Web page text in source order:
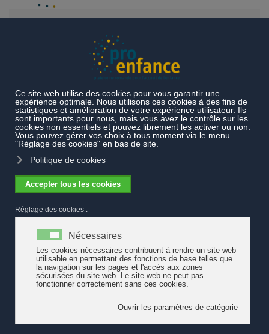
Projets réalisés
de l'enfance
Etat des lieux de l'accueil de l'enfance en Suisse
romande
Etat des lieux de l'accueil de l'enfance
en Suisse romande
romand de l'accueil de l'enfance. Les avancées du
processus sont ici ponctuellement relatées.
Le champ d’analyse de l'état des lieux prévu par
inclut l’accueil collectif pré et parascolaire ainsi que l’accueil en
milieu familial pour les enfants de 0 à 12 ans. Quant à la
démarche, elle vise à :
savoir en s'appuyant sur les compétences existantes;